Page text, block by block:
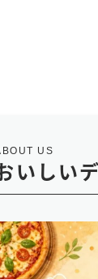
US
いしい